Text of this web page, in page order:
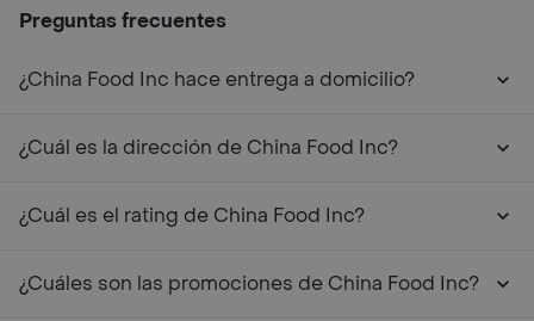
Preguntas frecuentes
¿China Food Inc hace entrega a domicilio?
¿Cuál es la dirección de China Food Inc?
¿Cuál es el rating de China Food Inc?
¿Cuáles son las promociones de China Food Inc?